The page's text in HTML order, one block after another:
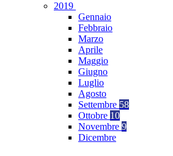
2019
Gennaio
Febbraio
Marzo
Aprile
Maggio
Giugno
Luglio
Agosto
Settembre 58
Ottobre 10
Novembre 9
Dicembre